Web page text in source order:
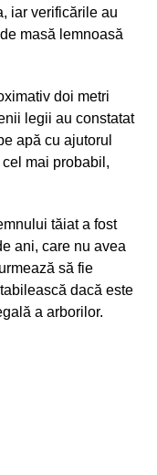
iar verificările au
masă lemnoasă
doi metri
legii au constatat
apă cu ajutorul
mai probabil,
tăiat a fost
ani, care nu avea
să fie
dacă este
a arborilor.